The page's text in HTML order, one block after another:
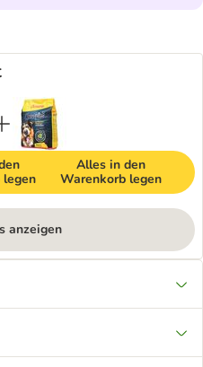
Alles in den
Warenkorb legen
anzeigen